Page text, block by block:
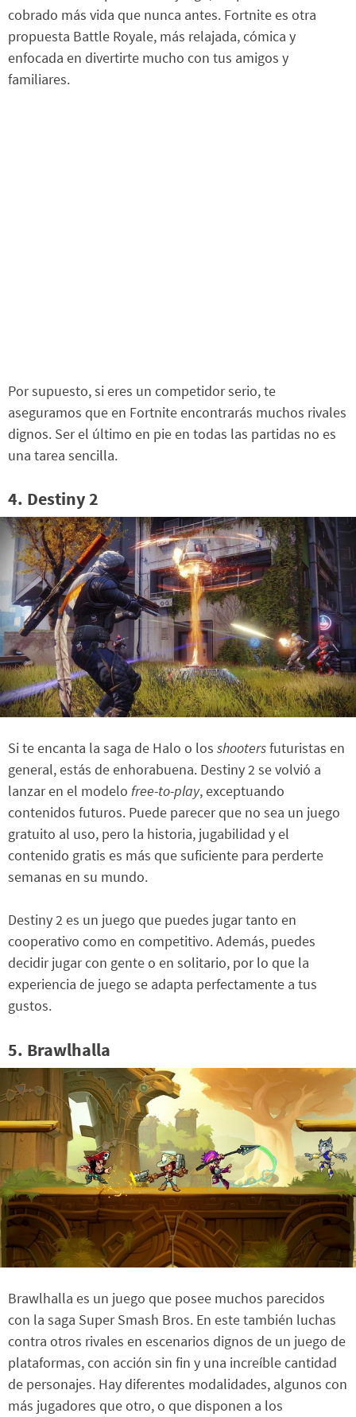
cobrado más vida que nunca antes. Fortnite es otra
propuesta Battle Royale, más relajada, cómica y
enfocada en divertirte mucho con tus amigos y
familiares.
Por supuesto, si eres un competidor serio, te
aseguramos que en Fortnite encontrarás muchos rivales
dignos. Ser el último en pie en todas las partidas no es
una tarea sencilla.
4. Destiny 2
Si te encanta la saga de Halo o los shootersfuturistas en
general, estás de enhorabuena. Destiny 2 se volvió a
lanzar en el modelo free-to-play, exceptuando
contenidos futuros. Puede parecer que no sea un juego
gratuito al uso, pero la historia, jugabilidad y el
contenido gratis es más que suficiente para perderte
semanas en su mundo.
Destiny 2 es un juego que puedes jugar tanto en
cooperativo como en competitivo. Además, puedes
decidir jugar con gente o en solitario, por lo que la
experiencia de juego se adapta perfectamente a tus
gustos.
5. Brawlhalla
Brawlhalla es un juego que posee muchos parecidos
con la saga Super Smash Bros. En este también luchas
contra otros rivales en escenarios dignos de un juego de
plataformas, con acción sin fin y una increíble cantidad
de personajes. Hay diferentes modalidades, algunos con
más jugadores que otro, o que disponen a los